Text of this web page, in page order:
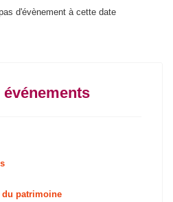
pas d'évènement à cette date
du patrimoine